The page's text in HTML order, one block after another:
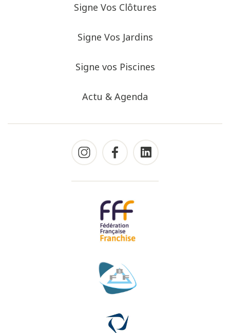
Signe Vos Clôtures
Signe Vos Jardins
Signe vos Piscines
Actu & Agenda